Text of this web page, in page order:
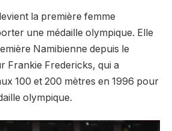
la première femme
une médaille olympique. Elle
Namibienne depuis le
Frankie Fredericks, qui a
100 et 200 mètres en 1996 pour
olympique.